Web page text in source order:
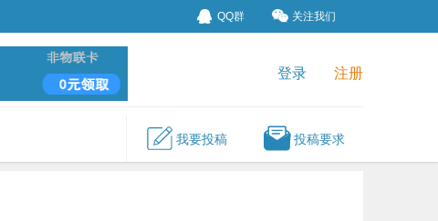
QQ群 关注我们
登录 注册
我要投稿 投稿要求